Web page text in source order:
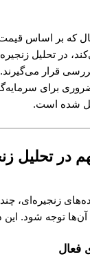
که بر اساس
در تحلیل
قرار
برای
شده است.
زنجیره‌ای،
توجه شود. این
فعال